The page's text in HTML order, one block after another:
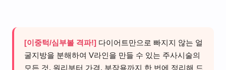
[이중턱/심부볼 격파!] 다이어트만으로 빠지지 않는 얼
굴지방을 분해하여 V라인을 만들 수 있는 주사시술의
모든 것. 원리부터 가격, 부작용까지 한 번에 정리해 드